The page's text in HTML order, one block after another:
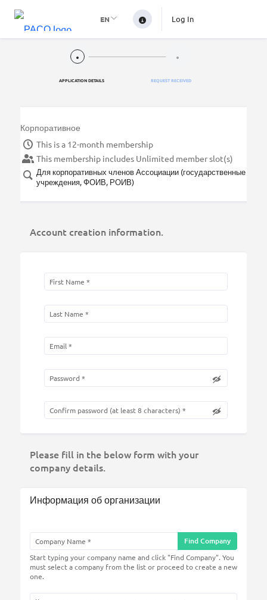
EN Log In
APPLICATION DETAILS REQUEST RECEIVED
Корпоративное
This is a 12-month membership
This membership includes Unlimited member slot(s)
Для корпоративных членов Ассоциации (государственные
учреждения, ФОИВ, РОИВ)
Account creation information.
Please fill in the below form with your
company details.
Информация об организации
Find Company
Start typing your company name and click "Find Company". You
must select a company from the list or proceed to create a new
one.